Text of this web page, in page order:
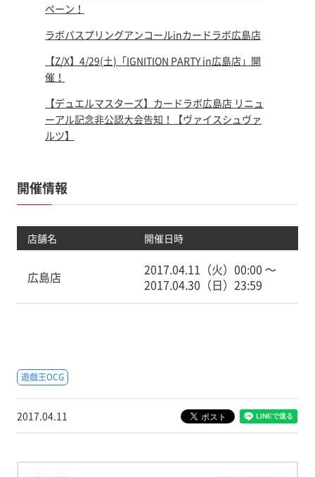
ペーン！
ラボパスプリングアンコールinカードラボ広島店
【Z/X】4/29(土)「IGNITION PARTY in広島店」開
催！
【デュエルマスターズ】カードラボ広島店 リニュ
ーアル記念非公認大会告知！【ヴァイスシュヴァ
ルツ】
開催情報
店舗名 開催日時
広島店
2017.04.11（火）00:00 〜
2017.04.30（日）23:59
遊戯王OCG
2017.04.11